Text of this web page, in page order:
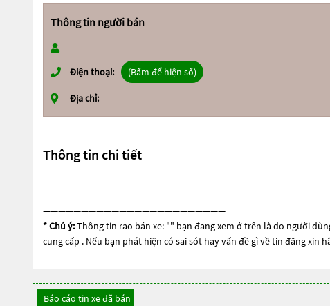
Thông tin người bán
Điện thoại: (Bấm để hiện số)
Địa chỉ:
Thông tin chi tiết
————————————————————————
* Chú ý:Thông tin rao bán xe: "" bạn đang xem ở trên là do người
cung cấp . Nếu bạn phát hiện có sai sót hay vấn đề gì về tin đăng xin
Báo cáo tin xe đã bán